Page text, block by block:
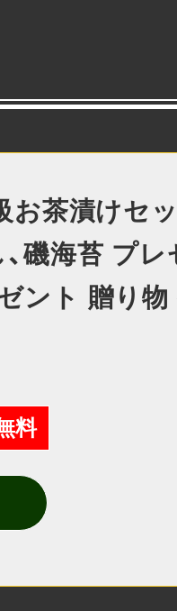
お茶漬けセ
、磯海苔 プ
ント 贈り物
料